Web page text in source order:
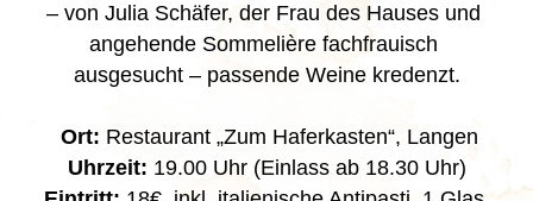
– von Julia Schäfer, der Frau des Hauses und
angehende Sommelière fachfrauisch
ausgesucht – passende Weine kredenzt.
Ort: Restaurant „Zum Haferkasten“, Langen
Uhrzeit: 19.00 Uhr (Einlass ab 18.30 Uhr)